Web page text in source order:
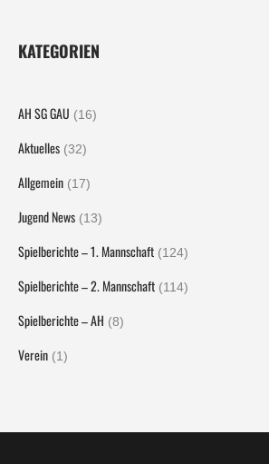
KATEGORIEN
AH SG GAU (16)
Aktuelles (32)
Allgemein (17)
Jugend News (13)
Spielberichte – 1. Mannschaft (124)
Spielberichte – 2. Mannschaft (114)
Spielberichte – AH (8)
Verein (1)